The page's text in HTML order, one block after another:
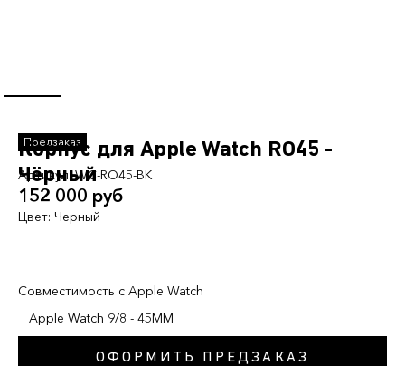
Корпус для Apple Watch RO45 -
Чёрный
Артикул:WC-RO45-BK
152 000 руб
Цвет: Черный
Совместимость с Apple Watch
Apple Watch 9/8 - 45MM
ОФОРМИТЬ ПРЕДЗАКАЗ